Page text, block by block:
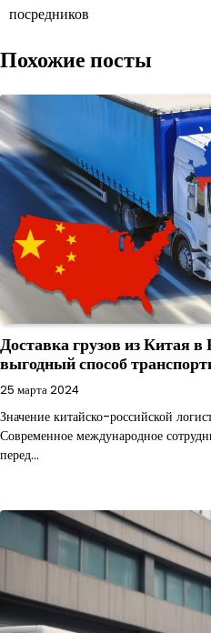
попосредников
Похожие посты
Доставка грузов из Китая
выгодный способ
25 марта 2024
Значение китайско-российской
Современное международное
перед…